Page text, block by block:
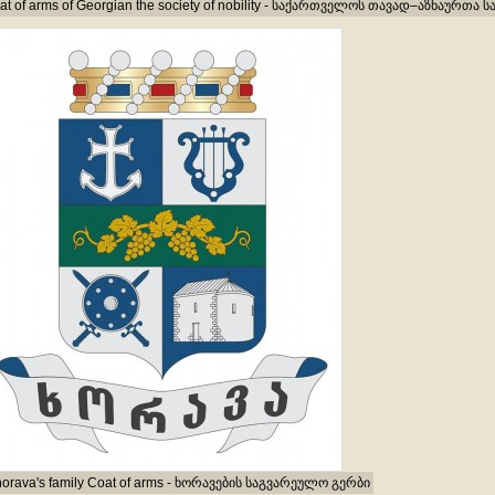
of arms of Georgian the society of nobility - საქართველოს თავად–აზნაურთა
family Coat of arms - ხორავების საგვარეულო გერბი